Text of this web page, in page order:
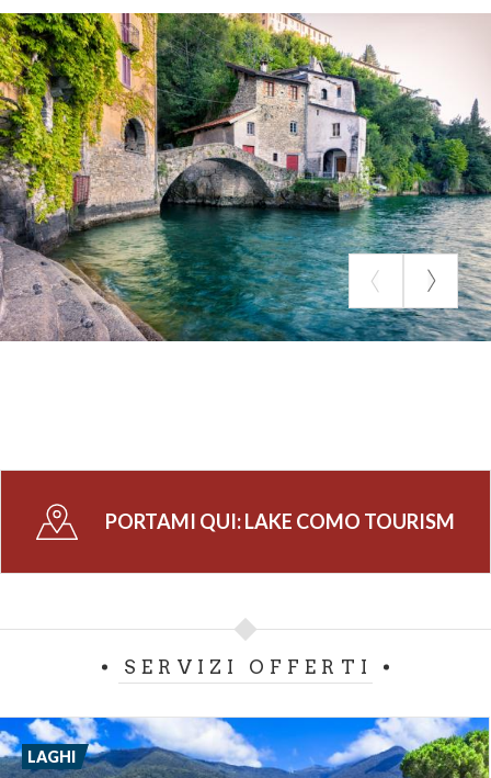
PORTAMI QUI:LAKE COMO TOURISM
SERVIZI OFFERTI
LAGHI